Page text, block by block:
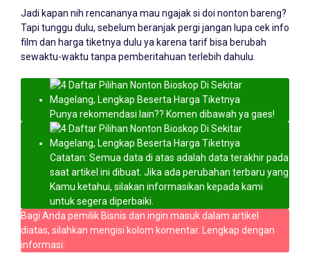
Jadi kapan nih rencananya mau ngajak si doi nonton bareng?
Tapi tunggu dulu, sebelum beranjak pergi jangan lupa cek info
film dan harga tiketnya dulu ya karena tarif bisa berubah
sewaktu-waktu tanpa pemberitahuan terlebih dahulu.
Punya rekomendasi lain?? Komen dibawah ya gaes!
Catatan: Semua data di atas adalah data terakhir pada
saat artikel ini dibuat. Jika ada perubahan terbaru yang
Kamu ketahui, silakan informasikan kepada kami
untuk segera diperbaiki.
Bagi Anda pemilik Bisnis dan ingin masuk dalam artikel
diatas, silahkan mengisi kolom komentar. Lengkap dengan
informasi: